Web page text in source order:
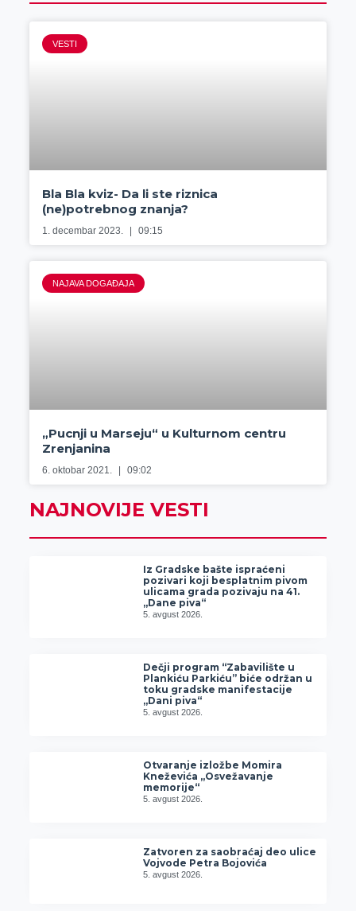
VESTI
Bla Bla kviz- Da li ste riznica
(ne)potrebnog znanja?
1. decembar 2023. 09:15
NAJAVA DOGAĐAJA
„Pucnji u Marseju“ u Kulturnom centru
Zrenjanina
6. oktobar 2021. 09:02
NAJNOVIJE VESTI
Iz Gradske bašte ispraćeni
pozivari koji besplatnim pivom
ulicama grada pozivaju na 41.
„Dane piva“
5. avgust 2026.
Dečji program “Zabavilište u
Plankiću Parkiću” biće održan u
toku gradske manifestacije
„Dani piva“
5. avgust 2026.
Otvaranje izložbe Momira
Kneževića „Osvežavanje
memorije“
5. avgust 2026.
Zatvoren za saobraćaj deo ulice
Vojvode Petra Bojovića
5. avgust 2026.